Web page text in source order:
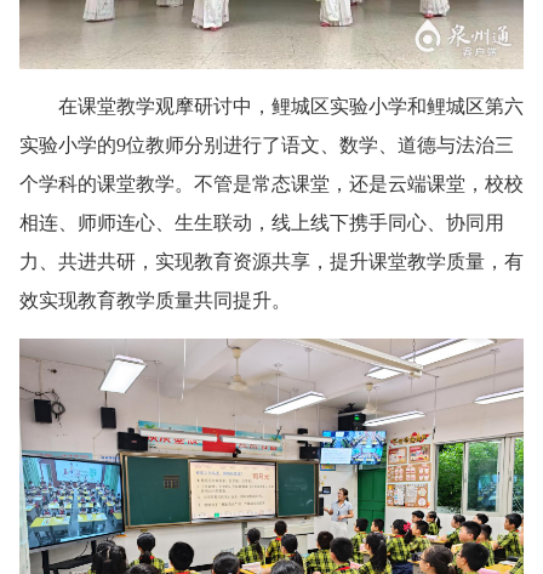
在课堂教学观摩研讨中，鲤城区实验小学和鲤城区第六
实验小学的9位教师分别进行了语文、数学、道德与法治三
个学科的课堂教学。不管是常态课堂，还是云端课堂，校校
相连、师师连心、生生联动，线上线下携手同心、协同用
力、共进共研，实现教育资源共享，提升课堂教学质量，有
效实现教育教学质量共同提升。